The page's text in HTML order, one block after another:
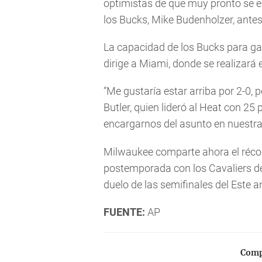
optimistas de que muy pronto se
los Bucks, Mike Budenholzer,
La capacidad de los Bucks para
dirige a Miami, donde se realizará
“Me gustaría estar arriba por 2-0,
Butler, quien lideró al Heat con 25
encargarnos del asunto en
Milwaukee comparte ahora el
postemporada con los Cavaliers
duelo de las semifinales del Este
FUENTE: AP